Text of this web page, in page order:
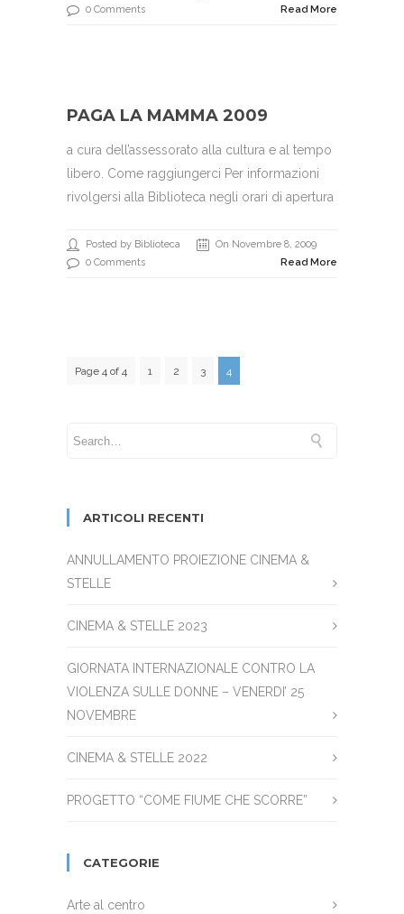
0 Comments
Read More
PAGA LA MAMMA 2009
a cura dell’assessorato alla cultura e al tempo
libero. Come raggiungerci Per informazioni
rivolgersi alla Biblioteca negli orari di apertura
Posted by Biblioteca
On Novembre 8, 2009
0 Comments
Read More
Page 4 of 4 1 2 3 4
ARTICOLI RECENTI
ANNULLAMENTO PROIEZIONE CINEMA &
STELLE
CINEMA & STELLE 2023
GIORNATA INTERNAZIONALE CONTRO LA
VIOLENZA SULLE DONNE – VENERDI’ 25
NOVEMBRE
CINEMA & STELLE 2022
PROGETTO “COME FIUME CHE SCORRE”
CATEGORIE
Arte al centro